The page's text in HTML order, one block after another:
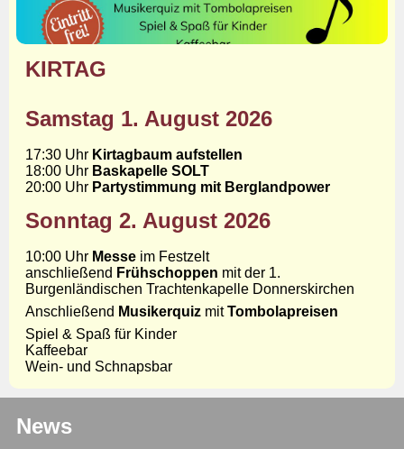
KIRTAG
Samstag 1. August 2026
17:30 Uhr Kirtagbaum aufstellen
18:00 Uhr Baskapelle SOLT
20:00 Uhr Partystimmung mit Berglandpower
Sonntag 2. August 2026
10:00 Uhr Messe im Festzelt
anschließend Frühschoppen mit der 1.
Burgenländischen Trachtenkapelle Donnerskirchen
Anschließend Musikerquiz mitTombolapreisen
Spiel & Spaß für Kinder
Kaffeebar
Wein- und Schnapsbar
News